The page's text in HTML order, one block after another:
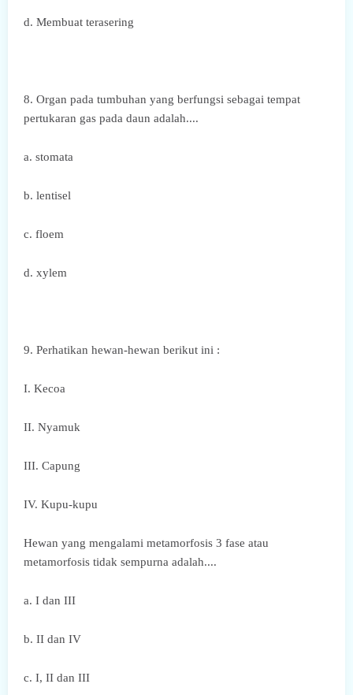
d. Membuat terasering
8. Organ pada tumbuhan yang berfungsi sebagai tempat
pertukaran gas pada daun adalah....
a. stomata
b. lentisel
c. floem
d. xylem
9. Perhatikan hewan-hewan berikut ini :
I. Kecoa
II. Nyamuk
III. Capung
IV. Kupu-kupu
Hewan yang mengalami metamorfosis 3 fase atau
metamorfosis tidak sempurna adalah....
a. I dan III
b. II dan IV
c. I, II dan III